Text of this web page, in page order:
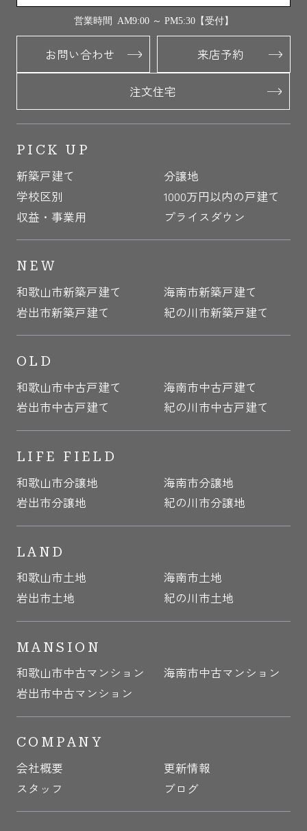
営業時間 AM9:00 ～ PM5:30【受付】
お問い合わせ 来店予約
注文住宅
PICK UP
新築戸建て
分譲地
学校区別
1000万円以内の戸建て
収益・事業用
プライスダウン
NEW
和歌山市新築戸建て
海南市新築戸建て
岩出市新築戸建て
紀の川市新築戸建て
OLD
和歌山市中古戸建て
海南市中古戸建て
岩出市中古戸建て
紀の川市中古戸建て
LIFE FIELD
和歌山市分譲地
海南市分譲地
岩出市分譲地
紀の川市分譲地
LAND
和歌山市土地
海南市土地
岩出市土地
紀の川市土地
MANSION
和歌山市中古マンション
海南市中古マンション
岩出市中古マンション
COMPANY
会社概要
更新情報
スタッフ
ブログ